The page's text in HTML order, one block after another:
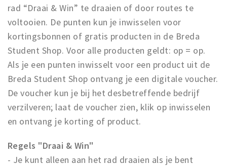
Huisarts en eerste hulp
Q&A
KORTING
Breda Student Shop
Draai aan het rad!
VRIJE TIJD
Sport
Nieuws
Agenda
rad “Draai & Win” te draaien of door routes te
voltooien. De punten kun je inwisselen voor
kortingsbonnen of gratis producten in de Breda
Student Shop. Voor alle producten geldt: op = op.
Als je een punten inwisselt voor een product uit de
Breda Student Shop ontvang je een digitale voucher.
De voucher kun je bij het desbetreffende bedrijf
verzilveren; laat de voucher zien, klik op inwisselen
en ontvang je korting of product.
Regels "Draai & Win"
- Je kunt alleen aan het rad draaien als je bent